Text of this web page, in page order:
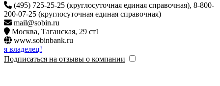
(495) 725-25-25 (круглосуточная единая справочная), 8-800-
200-07-25 (круглосуточная единая справочная)
mail@sobin.ru
Москва, Таганская, 29 ст1
www.sobinbank.ru
я владелец!
Подписаться на отзывы о компании